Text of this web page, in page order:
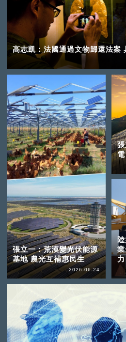
高志凱：法國通過文物歸還法案
張立一：荒漠變光伏能源
基地 農光互補惠民生
2026-06-24